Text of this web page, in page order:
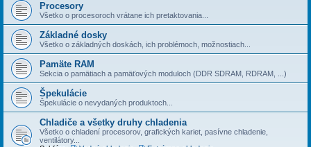
Procesory
Všetko o procesoroch vrátane ich pretaktovania...
Základné dosky
Všetko o základných doskách, ich problémoch, možnostiach...
Pamäte RAM
Sekcia o pamätiach a pamäťových moduloch (DDR SDRAM, RDRAM, ...)
Špekulácie
Špekulácie o nevydaných produktoch...
Chladiče a všetky druhy chladenia
Všetko o chladení procesorov, grafických kariet, pasí­vne chladenie,
ventilátory...